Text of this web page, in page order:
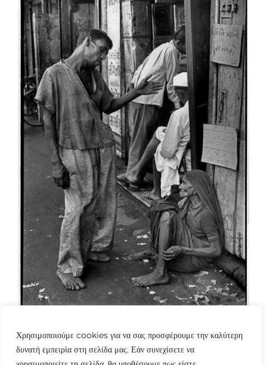
Χρησιμοποιούμε cookies για να σας προσφέρουμε την καλύτερη
δυνατή εμπειρία στη σελίδα μας. Εάν συνεχίσετε να